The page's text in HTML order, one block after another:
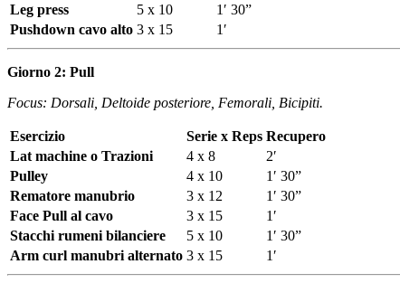
Leg press
5 x 10
1′ 30”
Pushdown cavo alto 3 x 15 1′
Giorno 2: Pull
Focus: Dorsali, Deltoide posteriore, Femorali, Bicipiti.
Esercizio Serie x Reps Recupero
Lat machine o Trazioni
4 x 8
2′
Pulley
4 x 10
1′ 30”
Rematore manubrio
3 x 12
1′ 30”
Face Pull al cavo
3 x 15
1′
Stacchi rumeni bilanciere
5 x 10
1′ 30”
Arm curl manubri alternato 3 x 15 1′